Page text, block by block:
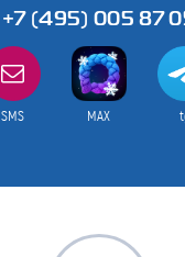
+7 (495) 005 87
SMS MAX